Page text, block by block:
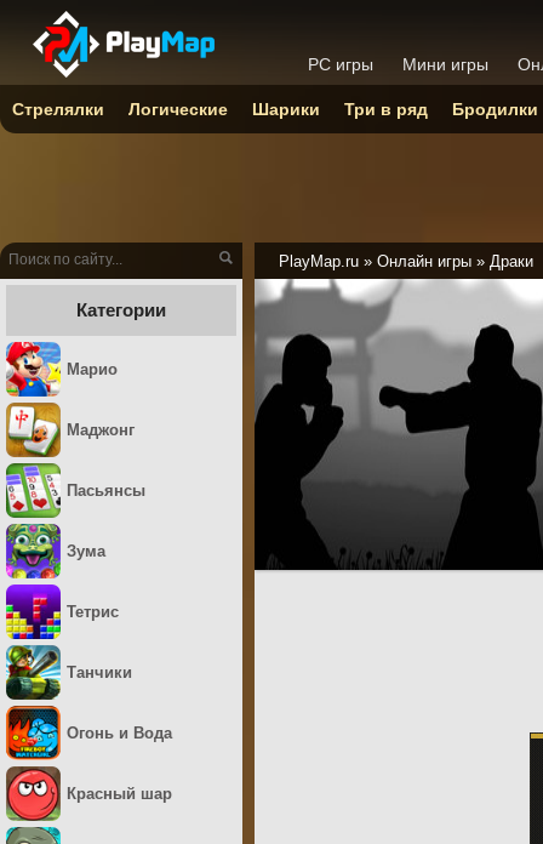
PlayMap.ru » Онлайн игры » Драки
Категории
Марио
Маджонг
Пасьянсы
Зума
Тетрис
Танчики
Огонь и Вода
Красный шар
PC игры Мини игры
Стрелялки Логические Шарики Три в ряд Бродилки